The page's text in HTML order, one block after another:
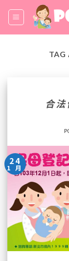
content
TAG
合
24
1 月